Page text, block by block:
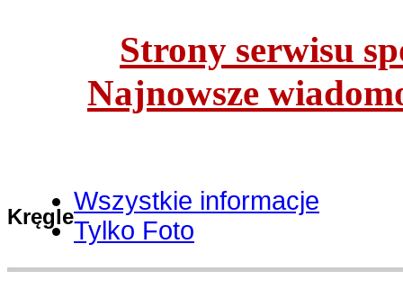
Strony serwisu
Najnowsze
Kręgle
Wszystkie informacje
Tylko Foto